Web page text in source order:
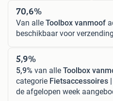
70,6%
Van alle Toolbox vanmoof
beschikbaar voor
5,9%
5,9% van alle Toolbox
categorie Fietsaccessoires
de afgelopen week